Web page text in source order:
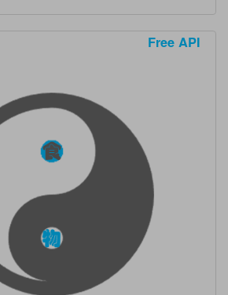
Free API